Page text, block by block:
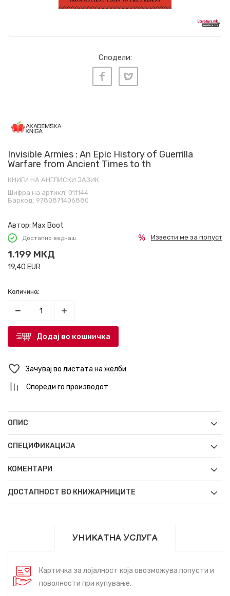
Сподели:
Invisible Armies : An Epic History of Guerrilla
Warfare from Ancient Times to th
КНИГИ НА АНГЛИСКИ ЈАЗИК
Шифра на артикл: 011144
Баркод: 9780871406880
Автор: Max Boot
Достапно веднаш
1.199 МКД
19,40 EUR
Извести ме за попуст
Количина:
Додај во кошничка
Зачувај во листата на желби
Спореди го производот
ОПИС
СПЕЦИФИКАЦИЈА
КОМЕНТАРИ
ДОСТАПНОСТ ВО КНИЖАРНИЦИТЕ
УНИКАТНА УСЛУГА
Картичка за лојалност која овозможува попусти и
поволности при купување.